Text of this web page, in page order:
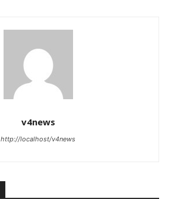
v4news
http://localhost/v4news